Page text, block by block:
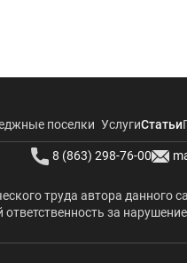
поселки УслугиСтатьи
8 (863) 298-76-00
труда автора данного
за